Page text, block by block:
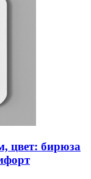
цвет: бирюза